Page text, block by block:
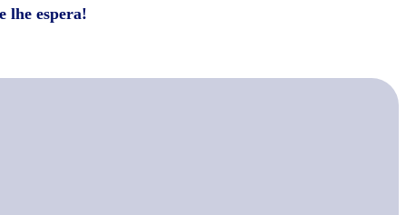
lhe espera!